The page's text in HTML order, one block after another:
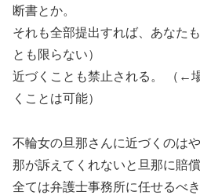
断書とか。
それも全部提出すれば、あなた
とも限らない）
近づくことも禁止される。 （←
くことは可能）
不輪女の旦那さんに近づくのは
那が訴えてくれないと旦那に賠
全ては弁護士事務所に任せるべ